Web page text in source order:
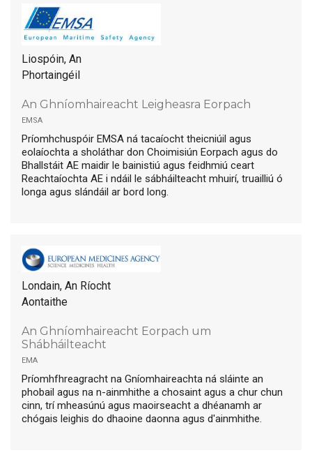
Liospóin, An
Phortaingéil
An Ghníomhaireacht Leigheasra Eorpach
emsa
Príomhchuspóir EMSA ná tacaíocht theicniúil agus
eolaíochta a sholáthar don Choimisiún Eorpach agus do
Bhallstáit AE maidir le bainistiú agus feidhmiú ceart
Reachtaíochta AE i ndáil le sábháilteacht mhuirí, truailliú ó
longa agus slándáil ar bord long.
Londain, An Ríocht
Aontaithe
An Ghníomhaireacht Eorpach um
Shábháilteacht
ema
Príomhfhreagracht na Gníomhaireachta ná sláinte an
phobail agus na n-ainmhithe a chosaint agus a chur chun
cinn, trí mheasúnú agus maoirseacht a dhéanamh ar
chógais leighis do dhaoine daonna agus d'ainmhithe.